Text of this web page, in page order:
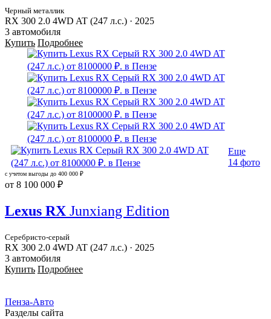
Черный металлик
RX 300 2.0 4WD AT (247 л.с.) · 2025
3 автомобиля
Купить Подробнее
Еще
14 фото
с учетом выгоды до 400 000 ₽
от 8 100 000 ₽
Lexus RX Junxiang Edition
Серебристо-серый
RX 300 2.0 4WD AT (247 л.с.) · 2025
3 автомобиля
Купить Подробнее
Пенза-Авто
Разделы сайта